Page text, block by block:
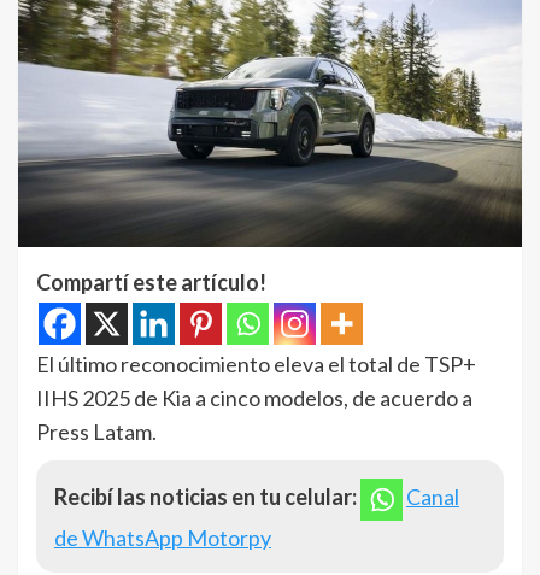
Compartí este artículo!
El último reconocimiento eleva el total de TSP+
IIHS 2025 de Kia a cinco modelos, de acuerdo a
Press Latam.
Recibí las noticias en tu celular:
Canal
de WhatsApp Motorpy